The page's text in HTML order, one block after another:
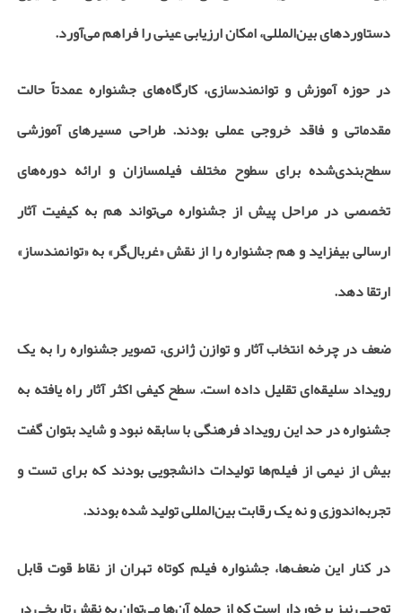
دستاوردهای بین‌المللی، امکان ارزیابی عینی را فراهم می‌آورد.
در حوزه آموزش و توانمندسازی، کارگاه‌های جشنواره عمدتاً حالت
مقدماتی و فاقد خروجی عملی بودند. طراحی مسیرهای آموزشی
سطح‌بندی‌شده برای سطوح مختلف فیلمسازان و ارائه دوره‌های
تخصصی در مراحل پیش از جشنواره می‌تواند هم به کیفیت آثار
ارسالی بیفزاید و هم جشنواره را از نقش «غربال‌گر» به «توانمندساز»
ارتقا دهد.
ضعف در چرخه انتخاب آثار و توازن ژانری، تصویر جشنواره را به یک
رویداد سلیقه‌ای تقلیل داده است. سطح کیفی اکثر آثار راه یافته به
جشنواره در حد این رویداد فرهنگی با سابقه نبود و شاید بتوان گفت
بیش از نیمی از فیلم‌ها تولیدات دانشجویی بودند که برای تست و
تجربه‌اندوزی و نه یک رقابت بین‌المللی تولید شده بودند.
در کنار این ضعف‌ها، جشنواره فیلم کوتاه تهران از نقاط قوت قابل